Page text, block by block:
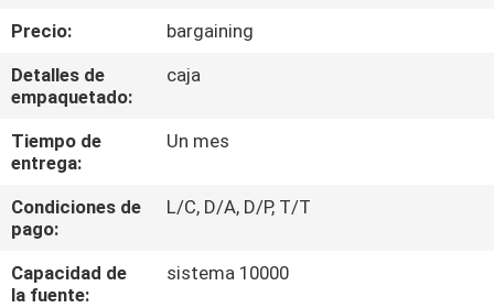
DE
CALIDAD
ÉNTRENOS
EN
CONTACTO
CON
Precio:
bargaining
Detalles de
empaquetado:
caja
Tiempo de
entrega:
Un mes
Condiciones de
pago:
L/C, D/A, D/P, T/T
Capacidad de
la fuente:
sistema 10000